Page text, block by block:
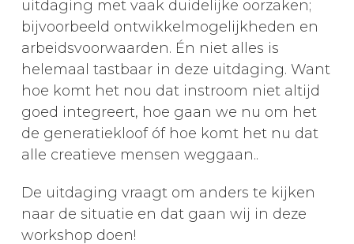
uitdaging met vaak duidelijke oorzaken;
bijvoorbeeld ontwikkelmogelijkheden en
arbeidsvoorwaarden. Én niet alles is
helemaal tastbaar in deze uitdaging. Want
hoe komt het nou dat instroom niet altijd
goed integreert, hoe gaan we nu om het
de generatiekloof óf hoe komt het nu dat
alle creatieve mensen weggaan..
De uitdaging vraagt om anders te kijken
naar de situatie en dat gaan wij in deze
workshop doen!